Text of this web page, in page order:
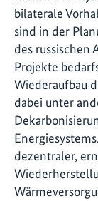
bilaterale
sind in der
des
Projekte
Wiederaufbau
dabei unter
dezentraler,